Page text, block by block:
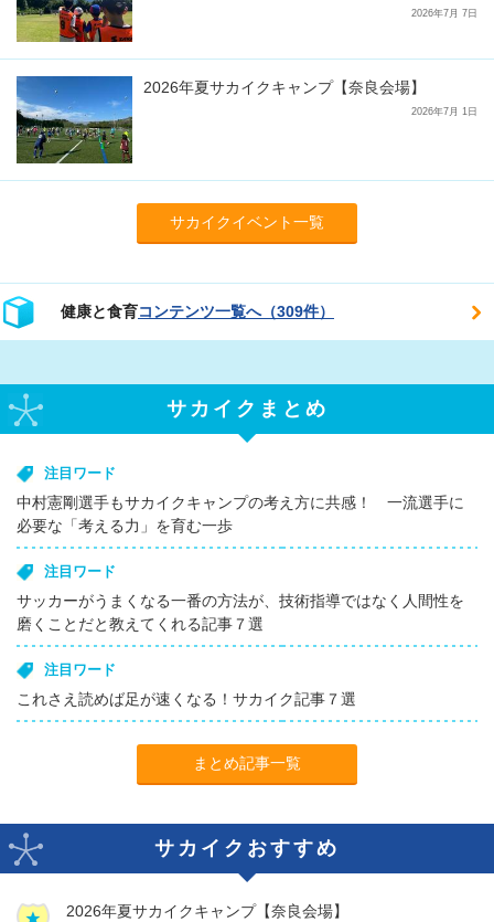
2026年7月 7日
2026年夏サカイクキャンプ【奈良会場】
2026年7月 1日
サカイクイベント一覧
健康と食育コンテンツ一覧へ（309件）
サカイクまとめ
注目ワード
中村憲剛選手もサカイクキャンプの考え方に共感！ 一流選手に
必要な「考える力」を育む一歩
注目ワード
サッカーがうまくなる一番の方法が、技術指導ではなく人間性を
磨くことだと教えてくれる記事７選
注目ワード
これさえ読めば足が速くなる！サカイク記事７選
まとめ記事一覧
サカイクおすすめ
2026年夏サカイクキャンプ【奈良会場】